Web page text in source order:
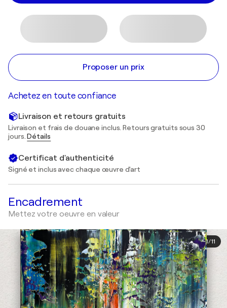
Proposer un prix
Achetez en toute confiance
Livraison et retours gratuits
Livraison et frais de douane inclus. Retours gratuits sous 30
jours.Détails
Certificat d'authenticité
Signé et inclus avec chaque œuvre d'art
Encadrement
Mettez votre oeuvre en valeur
1/11